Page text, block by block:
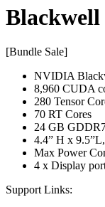
Blackwell
[Bundle Sale]
NVIDIA
8,960 CUDA
280 Tensor
70 RT Cores
24 GB
4.4” H x
Max Power
4 x Display
Support Links: